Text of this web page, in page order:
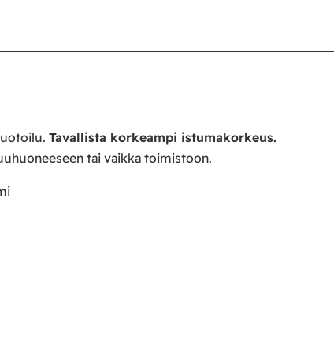
Tavallista korkeampi istumakorkeus.
tai vaikka toimistoon.